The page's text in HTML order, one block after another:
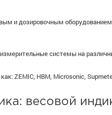
и дозировочным
системы на
ZEMIC, HBM, Microsonic,
весовой